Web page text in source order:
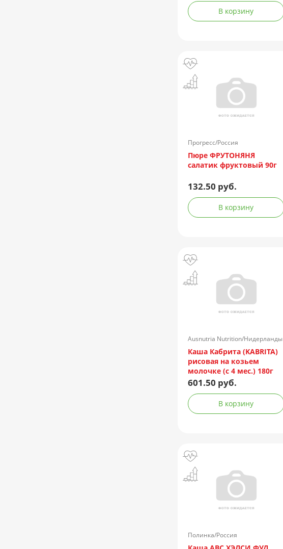
В корзину
Прогресс/Россия
Пюре ФРУТОНЯНЯ
салатик фруктовый 90г
132.50 руб.
В корзину
Ausnutria Nutrition/Нидерланды
Каша Кабрита (KABRITA)
рисовая на козьем
молочке (с 4 мес.) 180г
601.50 руб.
В корзину
Полинка/Россия